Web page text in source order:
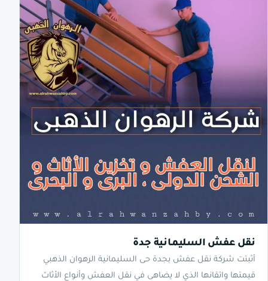
نقل عفش السليمانية جدة
أثبتت شركة نقل عفش بجدة حى السليمانية الرهوان الذهبي
قيمتها واتقانها الذي لا يضاهى في نقل العفش وأنواع الأثاث